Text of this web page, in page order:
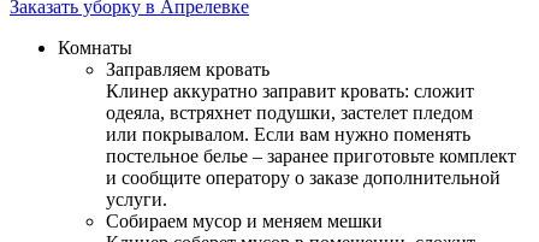
Заказать уборку в Апрелевке
Комнаты
Заправляем кровать
Клинер аккуратно заправит кровать: сложит
одеяла, встряхнет подушки, застелет пледом
или покрывалом. Если вам нужно поменять
постельное белье – заранее приготовьте комплект
и сообщите оператору о заказе дополнительной
услуги.
Собираем мусор и меняем мешки